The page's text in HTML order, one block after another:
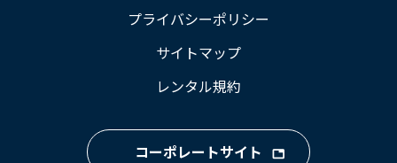
プライバシーポリシー
サイトマップ
レンタル規約
コーポレートサイト